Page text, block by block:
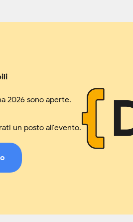
2026 sono aperte.
un posto all'evento.